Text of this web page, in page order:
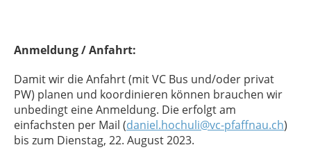
Anmeldung / Anfahrt:
Damit wir die Anfahrt (mit VC Bus und/oder privat
PW) planen und koordinieren können brauchen wir
unbedingt eine Anmeldung. Die erfolgt am
einfachsten per Mail (daniel.hochuli@vc-pfaffnau.ch)
bis zum Dienstag, 22. August 2023.